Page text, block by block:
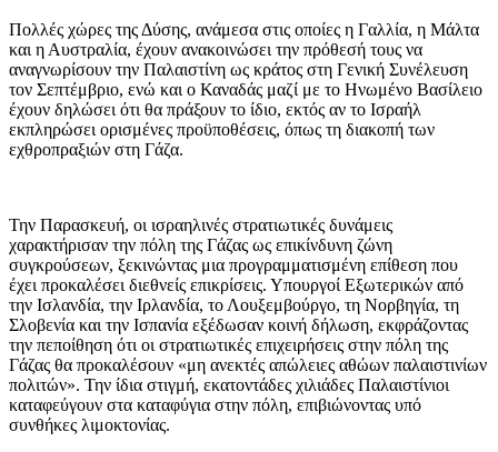
Πολλές χώρες της Δύσης, ανάμεσα στις οποίες η Γαλλία, η Μάλτα
και η Αυστραλία, έχουν ανακοινώσει την πρόθεσή τους να
αναγνωρίσουν την Παλαιστίνη ως κράτος στη Γενική Συνέλευση
τον Σεπτέμβριο, ενώ και ο Καναδάς μαζί με το Ηνωμένο Βασίλειο
έχουν δηλώσει ότι θα πράξουν το ίδιο, εκτός αν το Ισραήλ
εκπληρώσει ορισμένες προϋποθέσεις, όπως τη διακοπή των
εχθροπραξιών στη Γάζα.
Την Παρασκευή, οι ισραηλινές στρατιωτικές δυνάμεις
χαρακτήρισαν την πόλη της Γάζας ως επικίνδυνη ζώνη
συγκρούσεων, ξεκινώντας μια προγραμματισμένη επίθεση που
έχει προκαλέσει διεθνείς επικρίσεις. Υπουργοί Εξωτερικών από
την Ισλανδία, την Ιρλανδία, το Λουξεμβούργο, τη Νορβηγία, τη
Σλοβενία και την Ισπανία εξέδωσαν κοινή δήλωση, εκφράζοντας
την πεποίθηση ότι οι στρατιωτικές επιχειρήσεις στην πόλη της
Γάζας θα προκαλέσουν «μη ανεκτές απώλειες αθώων παλαιστινίων
πολιτών». Την ίδια στιγμή, εκατοντάδες χιλιάδες Παλαιστίνιοι
καταφεύγουν στα καταφύγια στην πόλη, επιβιώνοντας υπό
συνθήκες λιμοκτονίας.